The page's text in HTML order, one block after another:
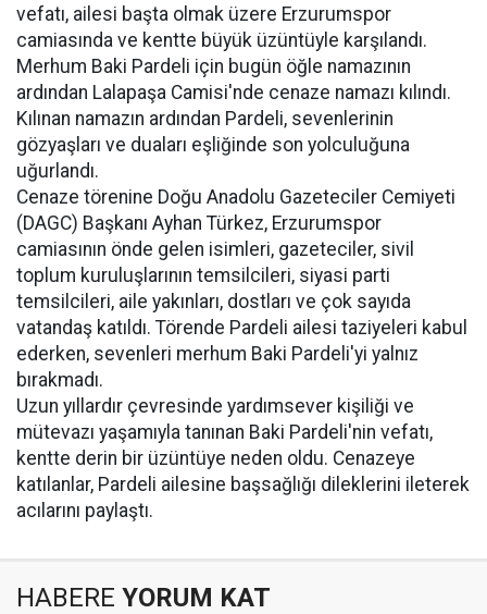
vefatı, ailesi başta olmak üzere Erzurumspor
camiasında ve kentte büyük üzüntüyle karşılandı.
Merhum Baki Pardeli için bugün öğle namazının
ardından Lalapaşa Camisi'nde cenaze namazı kılındı.
Kılınan namazın ardından Pardeli, sevenlerinin
gözyaşları ve duaları eşliğinde son yolculuğuna
uğurlandı.
Cenaze törenine Doğu Anadolu Gazeteciler Cemiyeti
(DAGC) Başkanı Ayhan Türkez, Erzurumspor
camiasının önde gelen isimleri, gazeteciler, sivil
toplum kuruluşlarının temsilcileri, siyasi parti
temsilcileri, aile yakınları, dostları ve çok sayıda
vatandaş katıldı. Törende Pardeli ailesi taziyeleri kabul
ederken, sevenleri merhum Baki Pardeli'yi yalnız
bırakmadı.
Uzun yıllardır çevresinde yardımsever kişiliği ve
mütevazı yaşamıyla tanınan Baki Pardeli'nin vefatı,
kentte derin bir üzüntüye neden oldu. Cenazeye
katılanlar, Pardeli ailesine başsağlığı dileklerini ileterek
acılarını paylaştı.
HABERE YORUM KAT